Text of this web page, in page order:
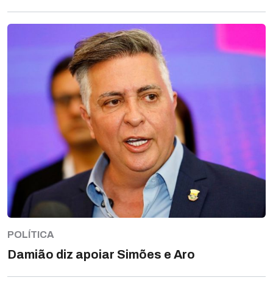
POLÍTICA
Damião diz apoiar Simões e Aro